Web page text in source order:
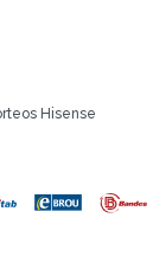
Hisense